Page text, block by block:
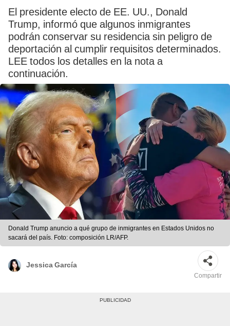
El presidente electo de EE. UU., Donald
Trump, informó que algunos inmigrantes
podrán conservar su residencia sin peligro de
deportación al cumplir requisitos determinados.
LEE todos los detalles en la nota a
continuación.
Donald Trump anuncio a qué grupo de inmigrantes en Estados Unidos no
sacará del país. Foto: composición LR/AFP.
Jessica García
Compartir